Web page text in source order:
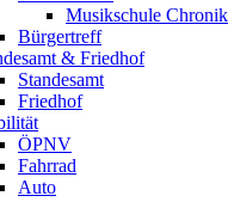
Musikschule Chronik
Bürgertreff
& Friedhof
Standesamt
Friedhof
ÖPNV
Fahrrad
Auto